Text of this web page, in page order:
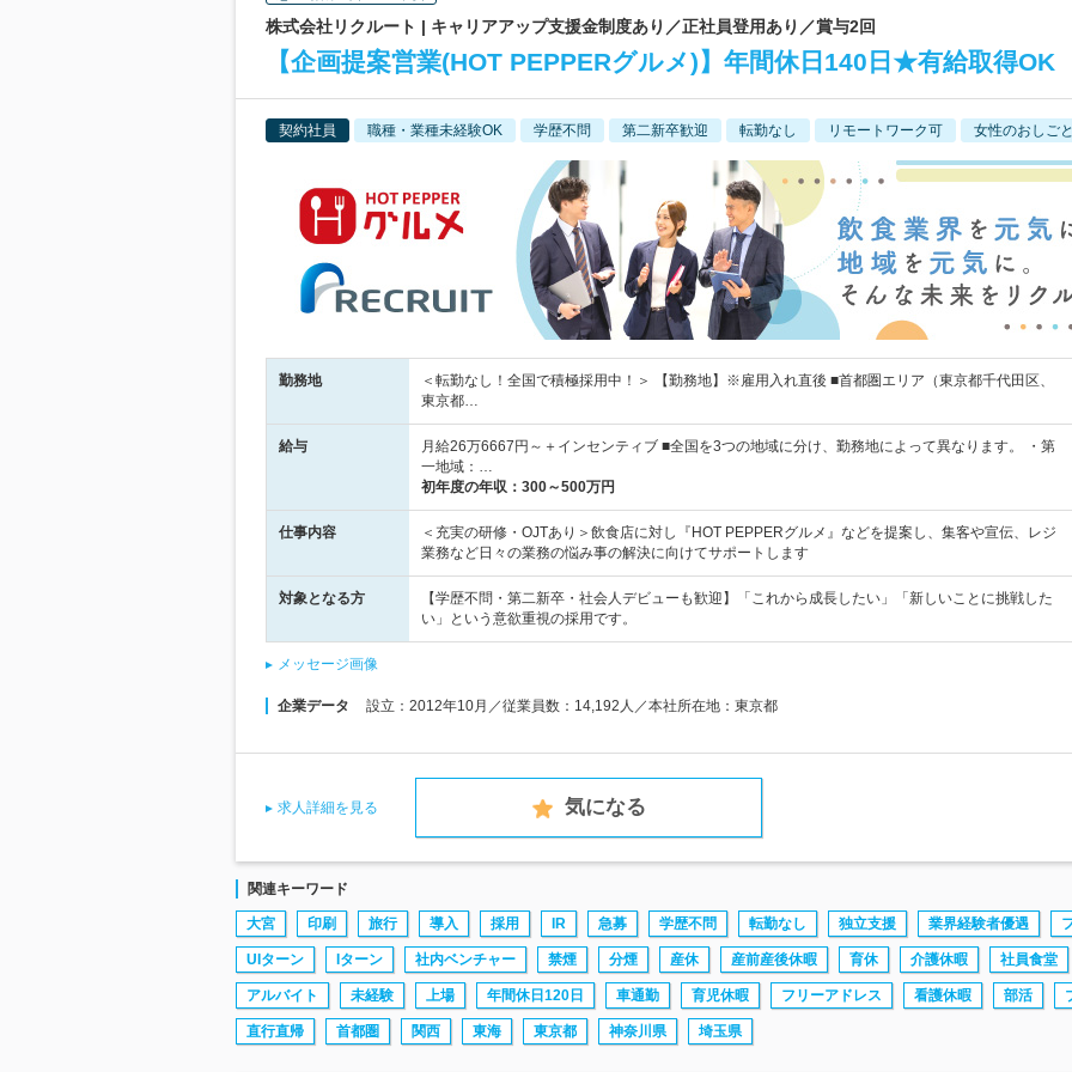
株式会社リクルート | キャリアアップ支援金制度あり／正社員登用あり／賞与2回
【企画提案営業(HOT PEPPERグルメ)】年間休日140日★有給取得OK
契約社員 職種・業種未経験OK 学歴不問 第二新卒歓迎 転勤なし リモートワーク可 女性のおしご
勤務地
＜転勤なし！全国で積極採用中！＞ 【勤務地】※雇用入れ直後 ■首都圏エリア（東京都千代田区、
東京都…
給与
月給26万6667円～＋インセンティブ ■全国を3つの地域に分け、勤務地によって異なります。 ・第
一地域：…
初年度の年収： 300～500万円
仕事内容
＜充実の研修・OJTあり＞飲食店に対し『HOT PEPPERグルメ』などを提案し、集客や宣伝、レジ
業務など日々の業務の悩み事の解決に向けてサポートします
対象となる方
【学歴不問・第二新卒・社会人デビューも歓迎】「これから成長したい」「新しいことに挑戦した
い」という意欲重視の採用です。
メッセージ画像
企業データ 設立：2012年10月／従業員数：14,192人／本社所在地：東京都
求人詳細を見る 気になる
関連キーワード
大宮 印刷 旅行 導入 採用 IR 急募 学歴不問 転勤なし 独立支援 業界経験者優遇
UIターン Iターン 社内ベンチャー 禁煙 分煙 産休 産前産後休暇 育休 介護休暇 社員食堂
アルバイト 未経験 上場 年間休日120日 車通勤 育児休暇 フリーアドレス 看護休暇 部活
直行直帰 首都圏 関西 東海 東京都 神奈川県 埼玉県